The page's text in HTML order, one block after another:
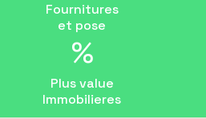
Fournitures
et pose
%
Plus value
Immobilieres